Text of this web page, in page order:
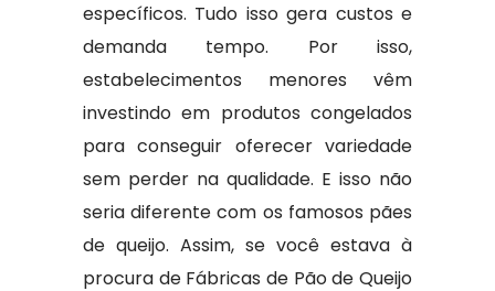
específicos. Tudo isso gera custos e
demanda tempo. Por isso,
estabelecimentos menores vêm
investindo em produtos congelados
para conseguir oferecer variedade
sem perder na qualidade. E isso não
seria diferente com os famosos pães
de queijo. Assim, se você estava à
procura de Fábricas de Pão de Queijo